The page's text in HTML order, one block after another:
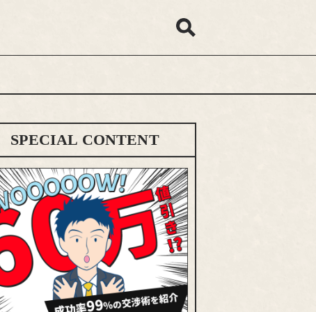
SPECIAL CONTENT